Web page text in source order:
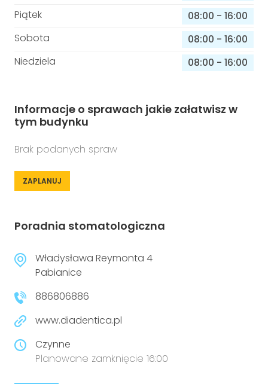
Piątek
08:00 - 16:00
Sobota
08:00 - 16:00
Niedziela
08:00 - 16:00
Informacje o sprawach jakie załatwisz w
tym budynku
Brak podanych spraw
ZAPLANUJ
Poradnia stomatologiczna
Władysława Reymonta 4
Pabianice
886806886
www.diadentica.pl
Czynne
Planowane zamknięcie 16:00